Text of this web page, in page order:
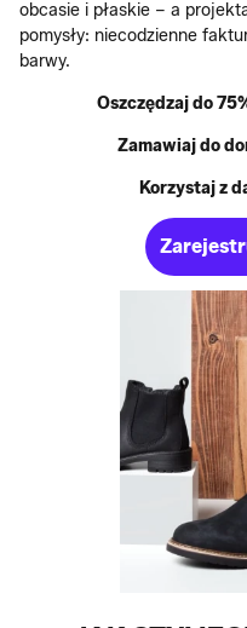
obcasie i płaskie – a
pomysły: niecodzienne
barwy.
Oszczędzaj do
Zamawiaj do
Korzystaj z